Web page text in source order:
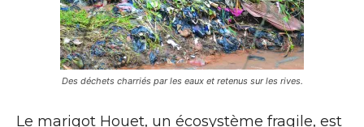
Des déchets charriés par les eaux et retenus sur les rives.
Le marigot Houet, un écosystème fragile, est